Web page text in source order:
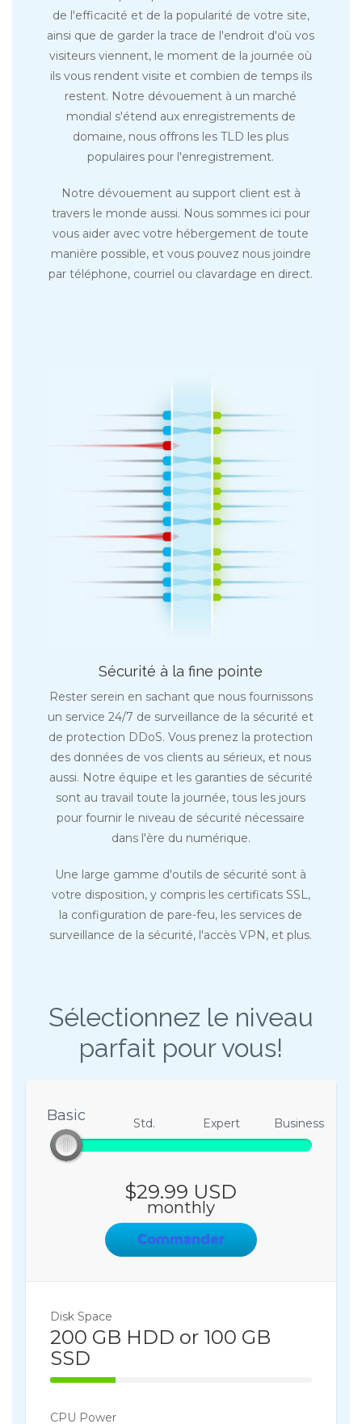
de l'efficacité et de la popularité de votre site,
ainsi que de garder la trace de l'endroit d'où vos
visiteurs viennent, le moment de la journée où
ils vous rendent visite et combien de temps ils
restent. Notre dévouement à un marché
mondial s'étend aux enregistrements de
domaine, nous offrons les TLD les plus
populaires pour l'enregistrement.
Notre dévouement au support client est à
travers le monde aussi. Nous sommes ici pour
vous aider avec votre hébergement de toute
manière possible, et vous pouvez nous joindre
par téléphone, courriel ou clavardage en direct.
Sécurité à la fine pointe
Rester serein en sachant que nous fournissons
un service 24/7 de surveillance de la sécurité et
de protection DDoS. Vous prenez la protection
des données de vos clients au sérieux, et nous
aussi. Notre équipe et les garanties de sécurité
sont au travail toute la journée, tous les jours
pour fournir le niveau de sécurité nécessaire
dans l'ère du numérique.
Une large gamme d'outils de sécurité sont à
votre disposition, y compris les certificats SSL,
la configuration de pare-feu, les services de
surveillance de la sécurité, l'accès VPN, et plus.
Sélectionnez le niveau
parfait pour vous!
Basic
Basic Std. Expert Business
$29.99 USD
monthly
Commander
Disk Space
200 GB HDD or 100 GB
SSD
25% Complete
CPU Power